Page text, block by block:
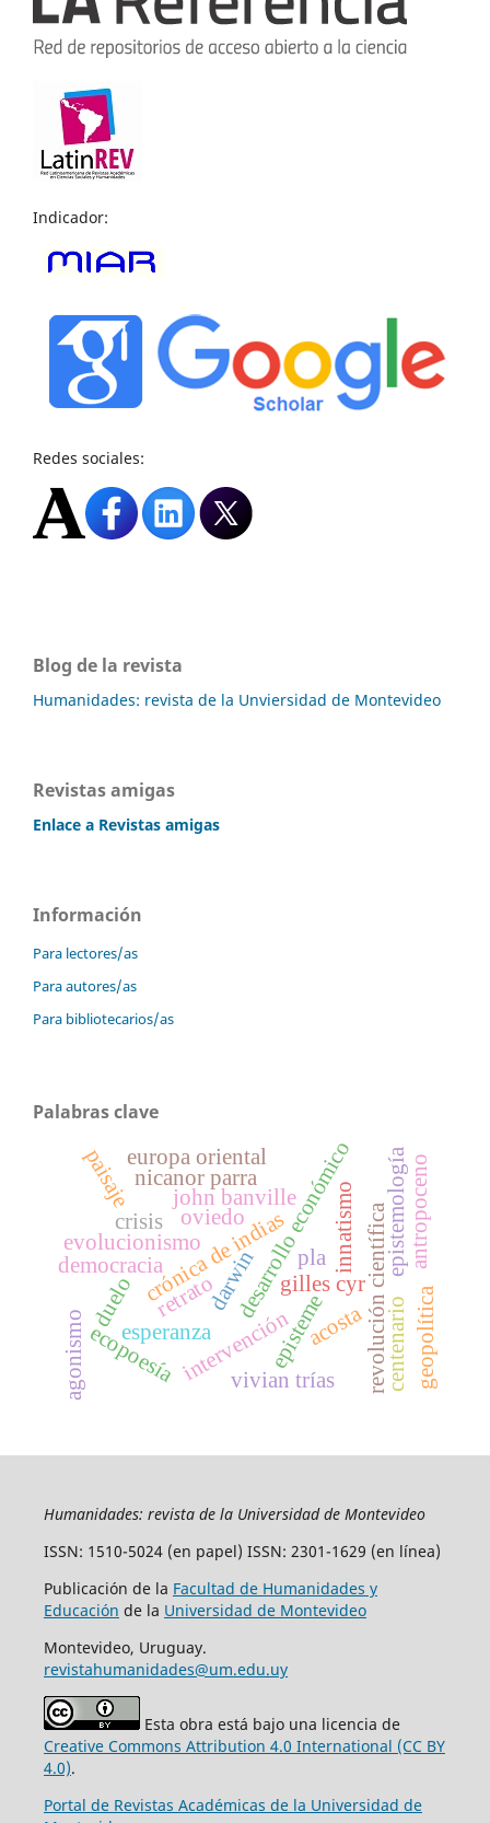
Indicador:
Redes sociales:
Blog de la revista
Humanidades: revista de la Unviersidad de Montevideo
Revistas amigas
Enlace a Revistas amigas
Información
Para lectores/as
Para autores/as
Para bibliotecarios/as
Palabras clave
esperanza
crónica de indias
democracia desarrollo económico
gilles cyrrevolución científica
john banville epistemología
episteme
innatismo
darwin
oviedo
intervención acosta
evolucionismo
nicanor parra
ecopoesía
agonismo
antropoceno
crisis
retrato
pla
paisaje
centenario
europa oriental
vivian trías geopolítica
duelo
Humanidades: revista de la Universidad de Montevideo
ISSN: 1510-5024 (en papel) ISSN: 2301-1629 (en línea)
Publicación de la Facultad de Humanidades y
Educación de la Universidad de Montevideo
Montevideo, Uruguay.
revistahumanidades@um.edu.uy
Esta obra está bajo una licencia de
Creative Commons Attribution 4.0 International (CC BY
4.0).
Portal de Revistas Académicas de la Universidad de